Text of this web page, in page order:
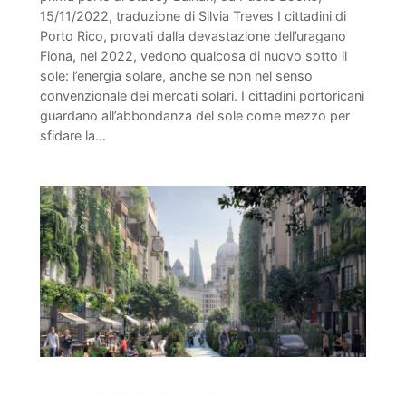
15/11/2022, traduzione di Silvia Treves I cittadini di
Porto Rico, provati dalla devastazione dell’uragano
Fiona, nel 2022, vedono qualcosa di nuovo sotto il
sole: l’energia solare, anche se non nel senso
convenzionale dei mercati solari. I cittadini portoricani
guardano all’abbondanza del sole come mezzo per
sfidare la…